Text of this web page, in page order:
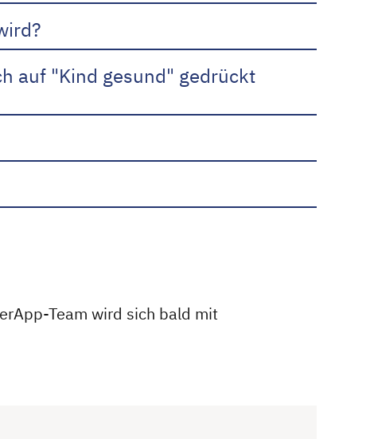
auf "Kind gesund" gedrückt
Team wird sich bald mit